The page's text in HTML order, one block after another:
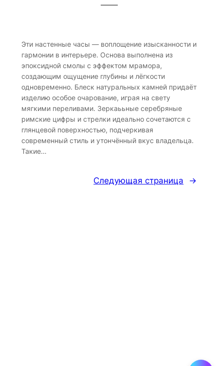
Эти настенные часы — воплощение изысканности и
гармонии в интерьере. Основа выполнена из
эпоксидной смолы с эффектом мрамора,
создающим ощущение глубины и лёгкости
одновременно. Блеск натуральных камней придаёт
изделию особое очарование, играя на свету
мягкими переливами. Зеркаььные серебряные
римские цифры и стрелки идеально сочетаются с
глянцевой поверхностью, подчеркивая
современный стиль и утончённый вкус владельца.
Такие…
Следующая страница →